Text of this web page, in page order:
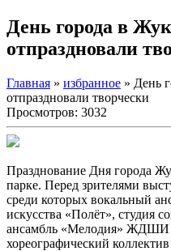
День города в
отпраздновали
Главная » избранное » День
отпраздновали творчески
Просмотров: 3032
Празднование Дня города
парке. Перед зрителями
среди которых вокальный
искусства «Полёт», студия
ансамбль «Мелодия»
хореографический